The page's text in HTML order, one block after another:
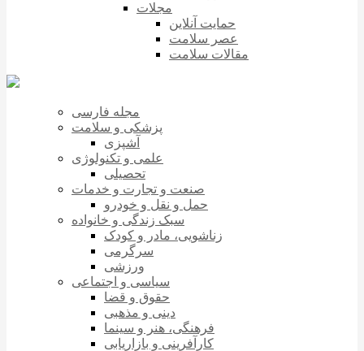
مجلات
حمایت آنلاین
عصر سلامت
مقالات سلامت
مجله فارسی
پزشکی و سلامت
آشپزی
علمی و تکنولوژی
تحصیلی
صنعت و تجارت و خدمات
حمل و نقل و خودرو
سبک زندگی و خانواده
زناشویی، مادر و کودک
سرگرمی
ورزشی
سیاسی و اجتماعی
حقوق و قضا
دینی و مذهبی
فرهنگی، هنر و سینما
کارآفرینی و بازاریابی